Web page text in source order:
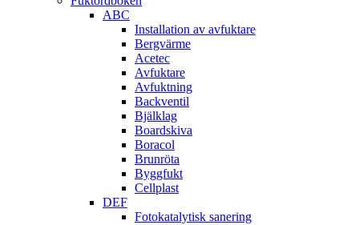
ABC
Installation av avfuktare
Bergvärme
Acetec
Avfuktare
Avfuktning
Backventil
Bjälklag
Boardskiva
Boracol
Brunröta
Byggfukt
Cellplast
DEF
Fotokatalytisk sanering